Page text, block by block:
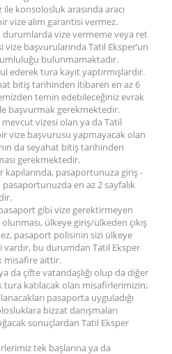
konsolosluk arasında aracı
vize alım garantisi vermez.
vize vermeme veya ret
başvurularında Tatil Eksper’un
bulunmamaktadır.
ederek tura kayıt yaptırmışlardır.
bitiş tarihinden itibaren en az 6
temin edebileceğiniz evrak
başvurmak gerekmektedir.
vizesi olan ya da Tatil
vize başvurusu yapmayacak olan
da seyahat bitiş tarihinden
gerekmektedir.
kapılarında, pasaportunuza giriş -
pasaportunuzda en az 2 sayfalık
gibi vize gerektirmeyen
ülkeye giriş/ülkeden çıkış
pasaport polisinin sizi ülkeye
bu durumdan Tatil Eksper
misafire aittir.
da çifte vatandaşlığı olup da diğer
katılacak olan misafirlerimizin;
pasaporta uyguladığı
bizzat danışmaları
sonuçlardan Tatil Eksper
tek başlarına ya da